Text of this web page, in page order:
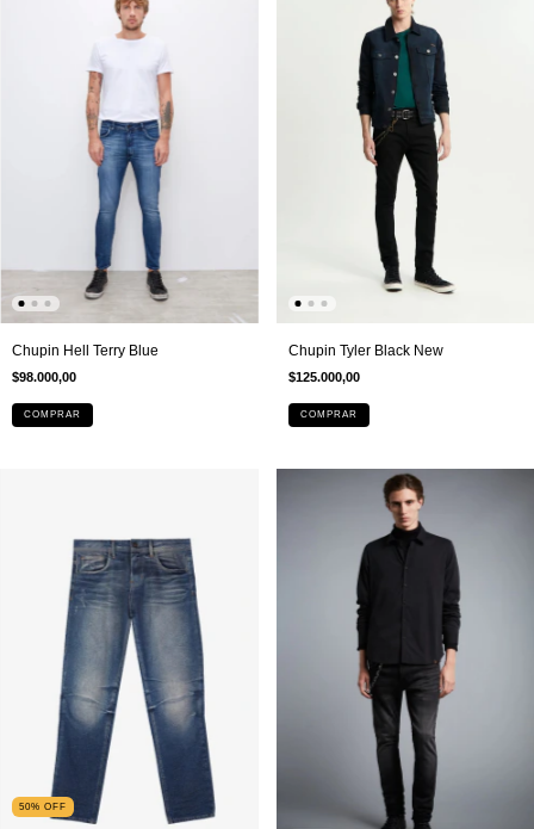
Chupin Hell Terry Blue
$98.000,00
COMPRAR
Chupin Tyler Black New
$125.000,00
COMPRAR
50% OFF